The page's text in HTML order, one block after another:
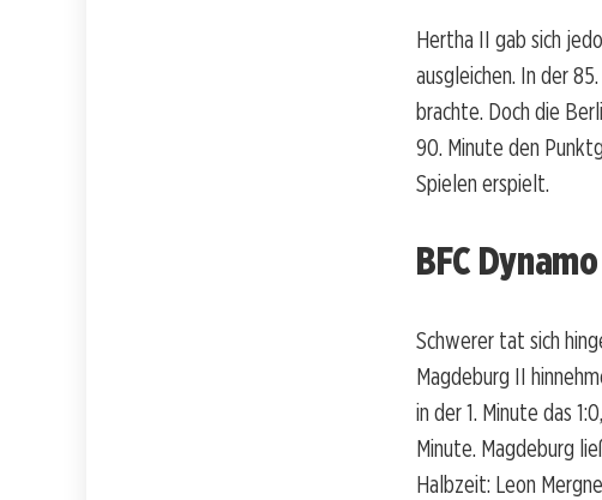
Hertha II gab sich
ausgleichen. In der
brachte. Doch die
90. Minute den
Spielen erspielt.
BFC
Schwerer tat sich
Magdeburg II
in der 1. Minute das
Minute. Magdeburg
Halbzeit: Leon